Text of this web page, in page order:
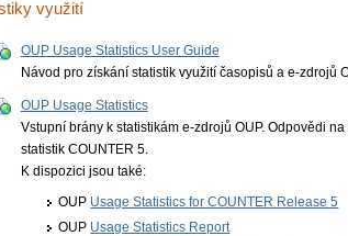
využití
OUP Usage Statistics User Guide
Návod pro získání statistik využití časopisů a e-zdrojů
OUP Usage Statistics
Vstupní brány k statistikám e-zdrojů OUP. Odpovědi
statistik COUNTER 5.
K dispozici jsou také:
OUP Usage Statistics for COUNTER Release 5
OUP Usage Statistics Report